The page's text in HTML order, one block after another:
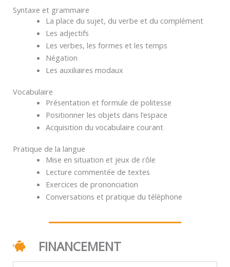
Syntaxe et grammaire
La place du sujet, du verbe et du complément
Les adjectifs
Les verbes, les formes et les temps
Négation
Les auxiliaires modaux
Vocabulaire
Présentation et formule de politesse
Positionner les objets dans l’espace
Acquisition du vocabulaire courant
Pratique de la langue
Mise en situation et jeux de rôle
Lecture commentée de textes
Exercices de prononciation
Conversations et pratique du téléphone
FINANCEMENT